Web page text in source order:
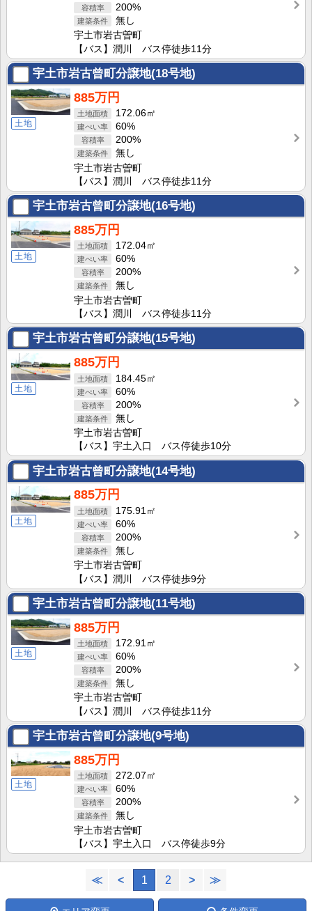
200%
無し
宇土市岩古曽町
【バス】潤川 バス停徒歩11分
宇土市岩古曾町分譲地(18号地)
土地
885万円
172.06㎡
60%
200%
無し
宇土市岩古曽町
【バス】潤川 バス停徒歩11分
宇土市岩古曾町分譲地(16号地)
土地
885万円
172.04㎡
60%
200%
無し
宇土市岩古曽町
【バス】潤川 バス停徒歩11分
宇土市岩古曾町分譲地(15号地)
土地
885万円
184.45㎡
60%
200%
無し
宇土市岩古曽町
【バス】宇土入口 バス停徒歩10分
宇土市岩古曾町分譲地(14号地)
土地
885万円
175.91㎡
60%
200%
無し
宇土市岩古曽町
【バス】潤川 バス停徒歩9分
宇土市岩古曾町分譲地(11号地)
土地
885万円
172.91㎡
60%
200%
無し
宇土市岩古曽町
【バス】潤川 バス停徒歩11分
宇土市岩古曾町分譲地(9号地)
土地
885万円
272.07㎡
60%
200%
無し
宇土市岩古曽町
【バス】宇土入口 バス停徒歩9分
≪ < 1 2 > ≫